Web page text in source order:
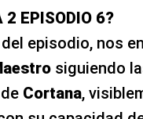
2 EPISODIO 6?
episodio, nos
siguiendo
Cortana,